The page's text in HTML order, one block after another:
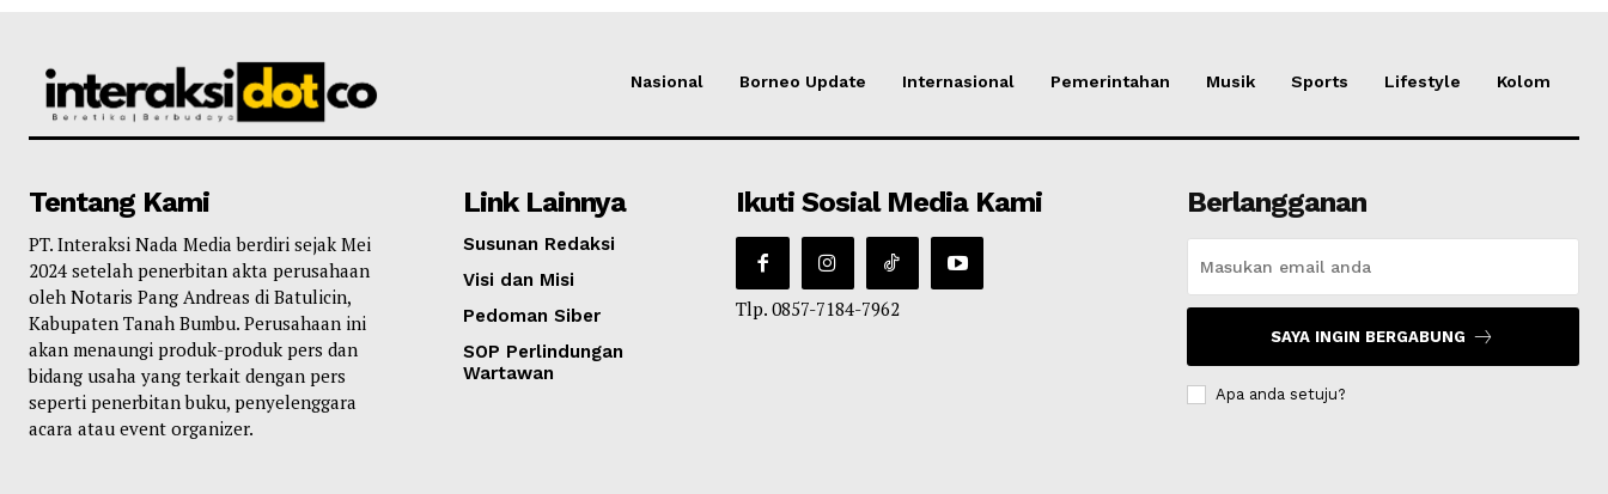
Nasional Borneo Update Internasional Pemerintahan Musik Sports Lifestyle Kolom
Tentang Kami
PT. Interaksi Nada Media berdiri sejak Mei
2024 setelah penerbitan akta perusahaan
oleh Notaris Pang Andreas di Batulicin,
Kabupaten Tanah Bumbu. Perusahaan ini
akan menaungi produk-produk pers dan
bidang usaha yang terkait dengan pers
seperti penerbitan buku, penyelenggara
acara atau event organizer.
Link Lainnya
Susunan Redaksi
Visi dan Misi
Pedoman Siber
SOP Perlindungan
Wartawan
Ikuti Sosial Media Kami
Tlp. 0857-7184-7962
Berlangganan
SAYA INGIN BERGABUNG
Apa anda setuju?